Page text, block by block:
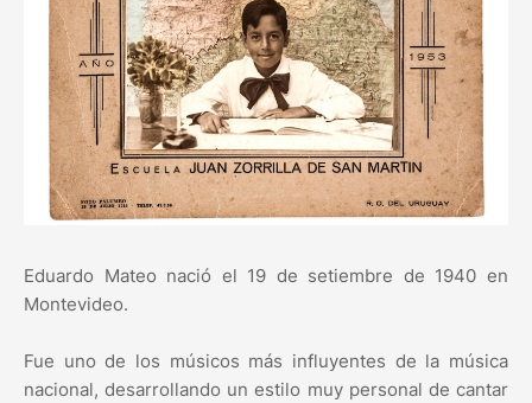
Eduardo Mateo nació el 19 de setiembre de 1940 en
Montevideo.
Fue uno de los músicos más influyentes de la música
nacional, desarrollando un estilo muy personal de cantar